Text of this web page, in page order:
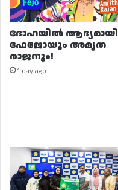
ദോഹയിൽ ആദ്യമായി
ഫേജോയും അമൃത
രാജനും!
1 day ago